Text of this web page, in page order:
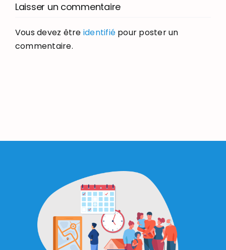
Laisser un commentaire
Vous devez être identifié pour poster un
commentaire.